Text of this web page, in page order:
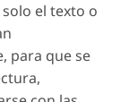
el texto o
para que se